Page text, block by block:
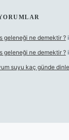
geleneği ne demektir ?
geleneği ne demektir ?
suyu kaç günde